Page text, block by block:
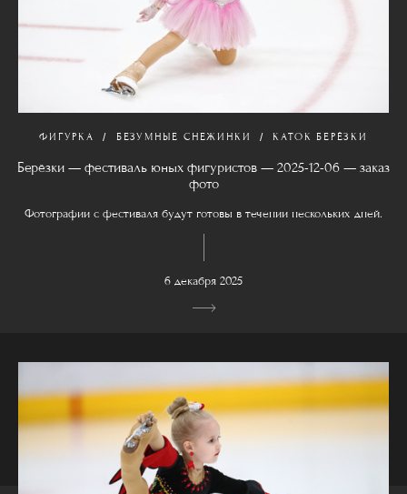
ФИГУРКА БЕЗУМНЫЕ СНЕЖИНКИ КАТОК БЕРЁЗКИ
Берёзки — фестиваль юных фигуристов — 2025-12-06 — заказ
фото
Фотографии с фестиваля будут готовы в течении нескольких дней.
6 декабря 2025